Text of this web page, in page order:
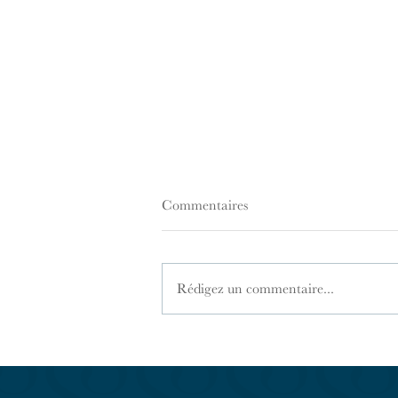
Commentaires
Rédigez un commentaire...